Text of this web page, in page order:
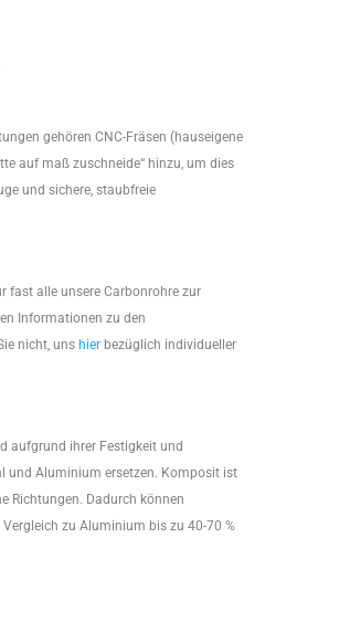
gehören CNC-Fräsen (hauseigene
auf maß zuschneide“ hinzu, um dies
und sichere, staubfreie
fast alle unsere Carbonrohre zur
Informationen zu den
nicht, unshier bezüglich individueller
aufgrund ihrer Festigkeit und
und Aluminium ersetzen. Komposit ist
Richtungen. Dadurch können
zu Aluminium bis zu 40-70 %